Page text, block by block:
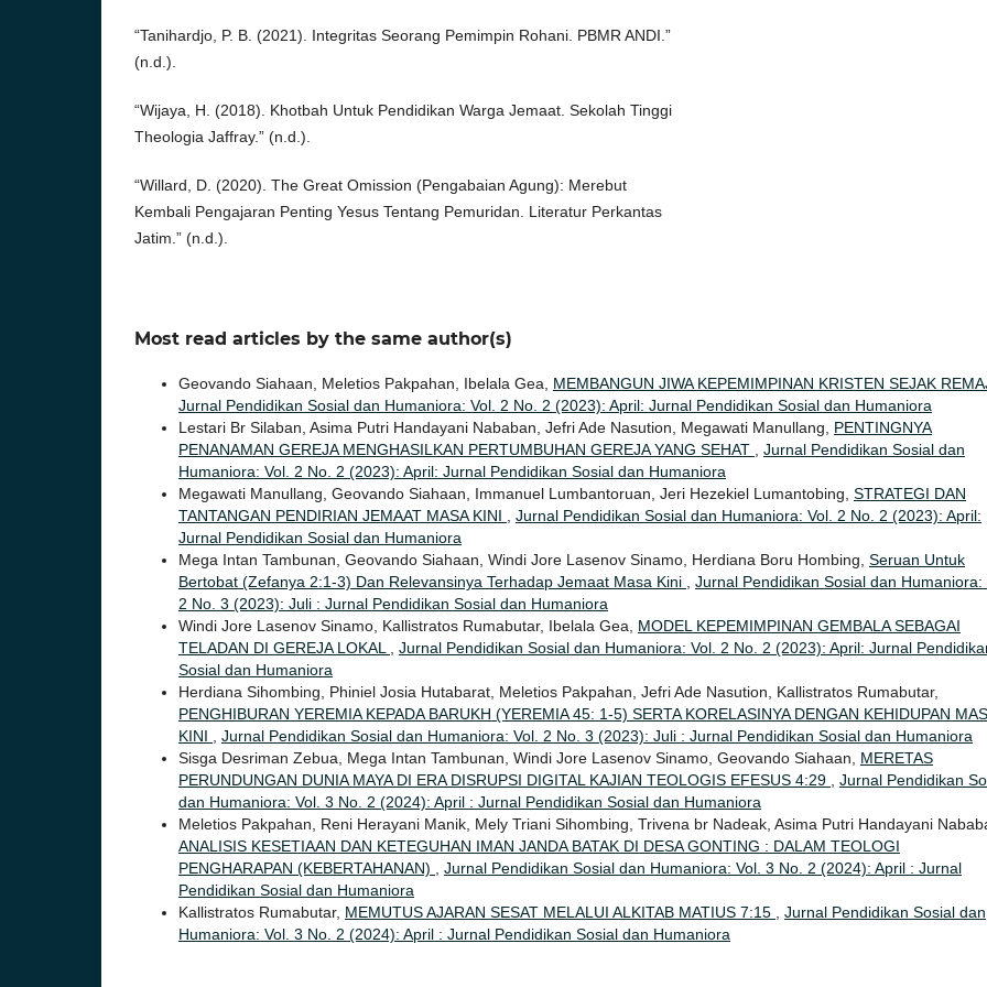
“Tanihardjo, P. B. (2021). Integritas Seorang Pemimpin Rohani. PBMR ANDI.”
(n.d.).
“Wijaya, H. (2018). Khotbah Untuk Pendidikan Warga Jemaat. Sekolah Tinggi
Theologia Jaffray.” (n.d.).
“Willard, D. (2020). The Great Omission (Pengabaian Agung): Merebut
Kembali Pengajaran Penting Yesus Tentang Pemuridan. Literatur Perkantas
Jatim.” (n.d.).
Most read articles by the same author(s)
Geovando Siahaan, Meletios Pakpahan, Ibelala Gea, MEMBANGUN JIWA KEPEMIMPINAN KRISTEN SEJAK
Jurnal Pendidikan Sosial dan Humaniora: Vol. 2 No. 2 (2023): April: Jurnal Pendidikan Sosial dan Humaniora
Lestari Br Silaban, Asima Putri Handayani Nababan, Jefri Ade Nasution, Megawati Manullang, PENTINGNYA
PENANAMAN GEREJA MENGHASILKAN PERTUMBUHAN GEREJA YANG SEHAT , Jurnal Pendidikan Sosial dan
Humaniora: Vol. 2 No. 2 (2023): April: Jurnal Pendidikan Sosial dan Humaniora
Megawati Manullang, Geovando Siahaan, Immanuel Lumbantoruan, Jeri Hezekiel Lumantobing, STRATEGI DAN
TANTANGAN PENDIRIAN JEMAAT MASA KINI , Jurnal Pendidikan Sosial dan Humaniora: Vol. 2 No. 2 (2023): April:
Jurnal Pendidikan Sosial dan Humaniora
Mega Intan Tambunan, Geovando Siahaan, Windi Jore Lasenov Sinamo, Herdiana Boru Hombing, Seruan Untuk
Bertobat (Zefanya 2:1-3) Dan Relevansinya Terhadap Jemaat Masa Kini , Jurnal Pendidikan Sosial dan Humaniora:
2 No. 3 (2023): Juli : Jurnal Pendidikan Sosial dan Humaniora
Windi Jore Lasenov Sinamo, Kallistratos Rumabutar, Ibelala Gea, MODEL KEPEMIMPINAN GEMBALA SEBAGAI
TELADAN DI GEREJA LOKAL , Jurnal Pendidikan Sosial dan Humaniora: Vol. 2 No. 2 (2023): April: Jurnal
Sosial dan Humaniora
Herdiana Sihombing, Phiniel Josia Hutabarat, Meletios Pakpahan, Jefri Ade Nasution, Kallistratos Rumabutar,
PENGHIBURAN YEREMIA KEPADA BARUKH (YEREMIA 45: 1-5) SERTA KORELASINYA DENGAN KEHIDUPAN
KINI , Jurnal Pendidikan Sosial dan Humaniora: Vol. 2 No. 3 (2023): Juli : Jurnal Pendidikan Sosial dan Humaniora
Sisga Desriman Zebua, Mega Intan Tambunan, Windi Jore Lasenov Sinamo, Geovando Siahaan, MERETAS
PERUNDUNGAN DUNIA MAYA DI ERA DISRUPSI DIGITAL KAJIAN TEOLOGIS EFESUS 4:29 , Jurnal Pendidikan
dan Humaniora: Vol. 3 No. 2 (2024): April : Jurnal Pendidikan Sosial dan Humaniora
Meletios Pakpahan, Reni Herayani Manik, Mely Triani Sihombing, Trivena br Nadeak, Asima Putri Handayani
ANALISIS KESETIAAN DAN KETEGUHAN IMAN JANDA BATAK DI DESA GONTING : DALAM TEOLOGI
PENGHARAPAN (KEBERTAHANAN) , Jurnal Pendidikan Sosial dan Humaniora: Vol. 3 No. 2 (2024): April : Jurnal
Pendidikan Sosial dan Humaniora
Kallistratos Rumabutar, MEMUTUS AJARAN SESAT MELALUI ALKITAB MATIUS 7:15 , Jurnal Pendidikan Sosial dan
Humaniora: Vol. 3 No. 2 (2024): April : Jurnal Pendidikan Sosial dan Humaniora